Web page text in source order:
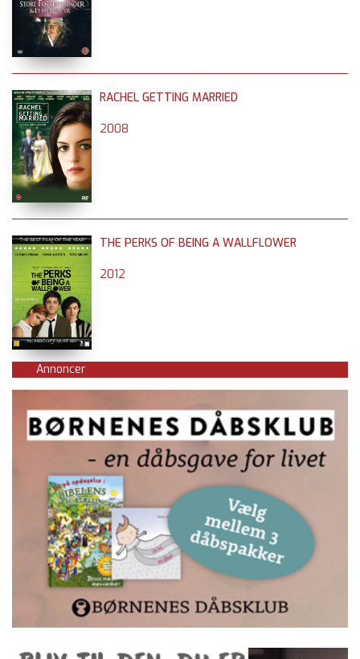
RACHEL GETTING MARRIED
2008
THE PERKS OF BEING A WALLFLOWER
2012
Annoncer